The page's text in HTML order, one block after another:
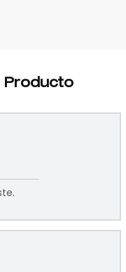
Producto